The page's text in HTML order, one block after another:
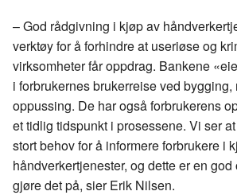
– God rådgivning i kjøp av
verktøy for å forhindre at useriøse og
virksomheter får oppdrag. Bankene
i forbrukernesbrukerreiseved bygging,
oppussing. De har også forbrukerens
et tidlig tidspunkt i prosessene. Vi ser
stort behov for å informere forbrukere i
håndverkertjenester, og dette er en
gjøre det på, sier Erik Nilsen.